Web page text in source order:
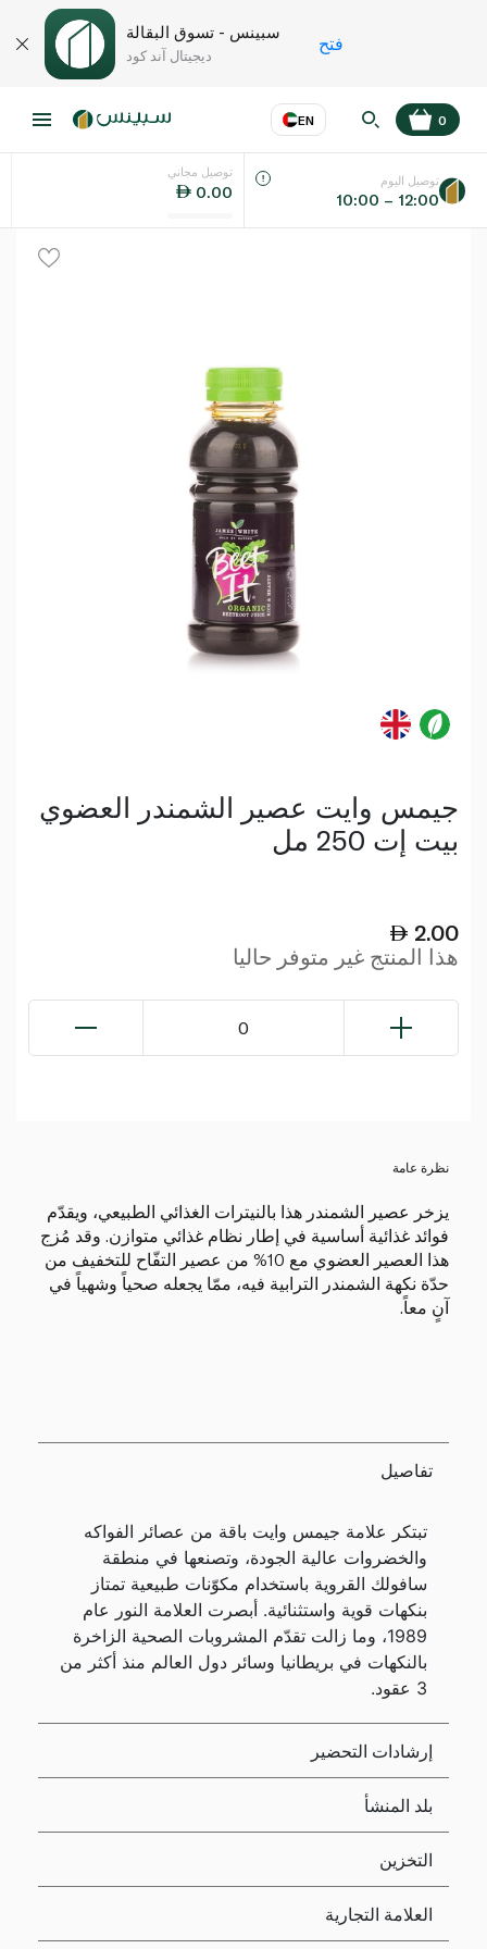
سبينس - تسوق البقالة
ديجيتال آند كود
فتح
EN
اللغة عر
0
توصيل مجاني
0.00
توصيل اليوم
10:00 – 12:00
جيمس وايت عصير الشمندر العضوي
بيت إت 250 مل
2.00
هذا المنتج غير متوفر حاليا
0
نظرة عامة
يزخر عصير الشمندر هذا بالنيترات الغذائي الطبيعي، ويقدّم
فوائد غذائية أساسية في إطار نظام غذائي متوازن. وقد مُزج
هذا العصير العضوي مع 10% من عصير التفّاح للتخفيف من
حدّة نكهة الشمندر الترابية فيه، ممّا يجعله صحياً وشهياً في
آنٍ معاً.
تفاصيل
تبتكر علامة جيمس وايت باقة من عصائر الفواكه
والخضروات عالية الجودة، وتصنعها في منطقة
سافولك القروية باستخدام مكوّنات طبيعية تمتاز
بنكهات قوية واستثنائية. أبصرت العلامة النور عام
1989، وما زالت تقدّم المشروبات الصحية الزاخرة
بالنكهات في بريطانيا وسائر دول العالم منذ أكثر من
3 عقود.
إرشادات التحضير
بلد المنشأ
التخزين
العلامة التجارية